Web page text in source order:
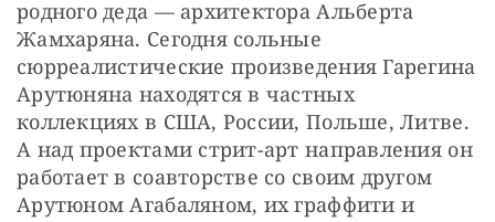
родного деда — архитектора Альберта
Жамхаряна. Сегодня сольные
сюрреалистические произведения Гарегина
Арутюняна находятся в частных
коллекциях в США, России, Польше, Литве.
А над проектами стрит-арт направления он
работает в соавторстве со своим другом
Арутюном Агабаляном, их граффити и